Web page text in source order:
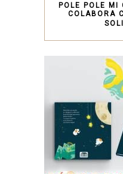
POLE POLE MI
COLABORA